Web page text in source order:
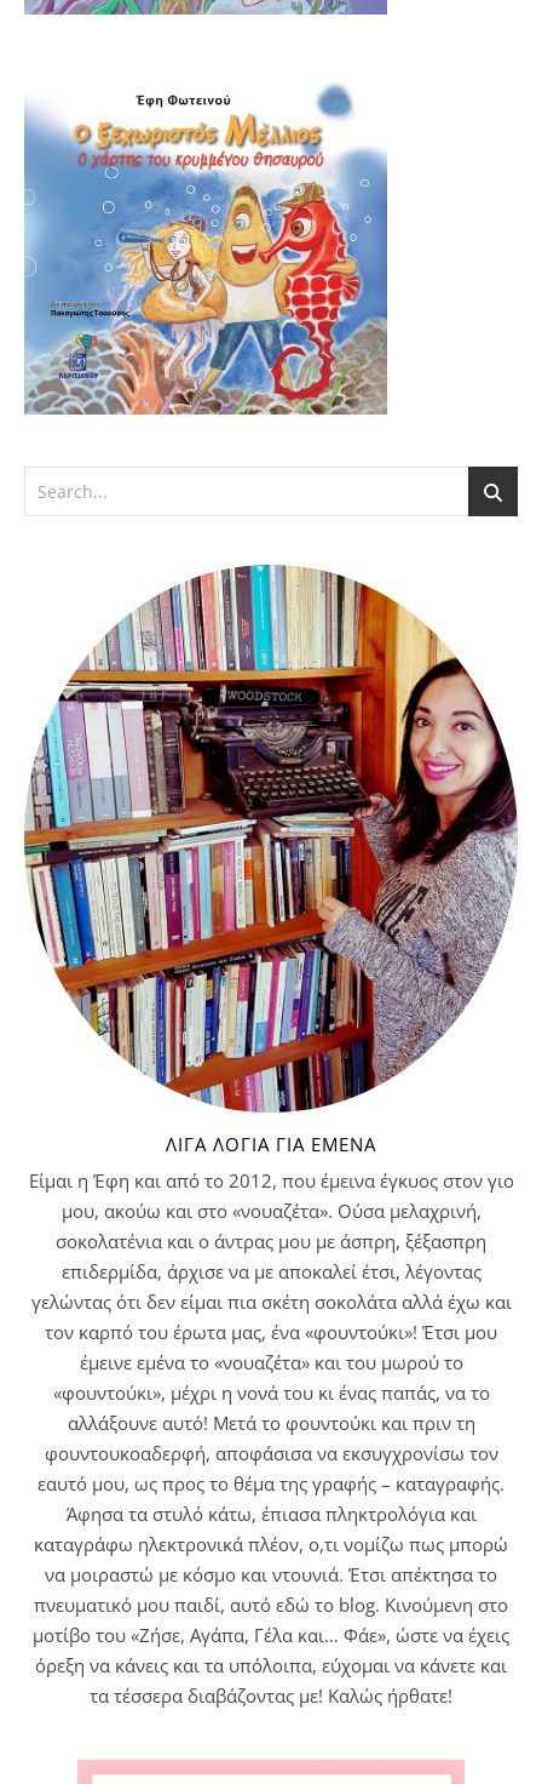
ΛΊΓΑ ΛΌΓΙΑ ΓΙΑ ΕΜΈΝΑ
Είμαι η Έφη και από το 2012, που έμεινα έγκυος στον γιο
μου, ακούω και στο «νουαζέτα». Ούσα μελαχρινή,
σοκολατένια και ο άντρας μου με άσπρη, ξέξασπρη
επιδερμίδα, άρχισε να με αποκαλεί έτσι, λέγοντας
γελώντας ότι δεν είμαι πια σκέτη σοκολάτα αλλά έχω και
τον καρπό του έρωτα μας, ένα «φουντούκι»! Έτσι μου
έμεινε εμένα το «νουαζέτα» και του μωρού το
«φουντούκι», μέχρι η νονά του κι ένας παπάς, να το
αλλάξουνε αυτό! Μετά το φουντούκι και πριν τη
φουντουκοαδερφή, αποφάσισα να εκσυγχρονίσω τον
εαυτό μου, ως προς το θέμα της γραφής – καταγραφής.
Άφησα τα στυλό κάτω, έπιασα πληκτρολόγια και
καταγράφω ηλεκτρονικά πλέον, ο,τι νομίζω πως μπορώ
να μοιραστώ με κόσμο και ντουνιά. Έτσι απέκτησα το
πνευματικό μου παιδί, αυτό εδώ το blog. Κινούμενη στο
μοτίβο του «Ζήσε, Αγάπα, Γέλα και… Φάε», ώστε να έχεις
όρεξη να κάνεις και τα υπόλοιπα, εύχομαι να κάνετε και
τα τέσσερα διαβάζοντας με! Καλώς ήρθατε!